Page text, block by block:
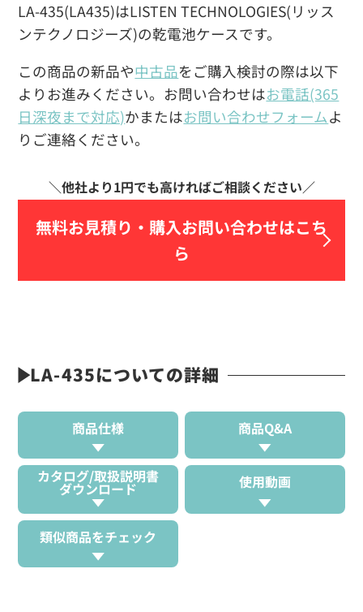
LA-435(LA435)はLISTEN TECHNOLOGIES(リッス
ンテクノロジーズ)の乾電池ケースです。
この商品の新品や中古品をご購入検討の際は以下
よりお進みください。お問い合わせはお電話(365
日深夜まで対応)かまたはお問い合わせフォームよ
りご連絡ください。
無料お見積り・ 購入お問い合わせはこち
ら
LA-435についての詳細
商品仕様 商品Q&A
カタログ/取扱説明書
ダウンロード 使用動画
類似商品をチェック